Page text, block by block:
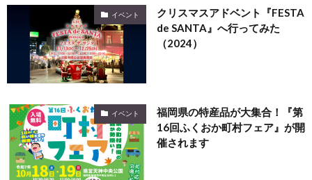
イベント
クリスマスアドベント『FESTA
de SANTA』へ行ってみた
（2024）
イベント
福岡県の特産品が大集合！『第
16回ふくおか町村フェア』が開
催されます